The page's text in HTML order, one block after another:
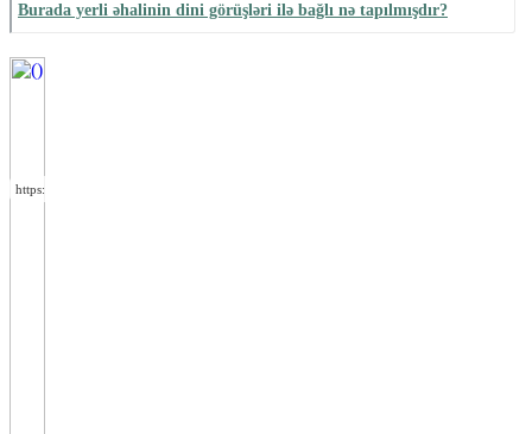
Burada yerli əhalinin dini görüşləri ilə bağlı nə tapılmışdır?
https://wa.me/994552244433